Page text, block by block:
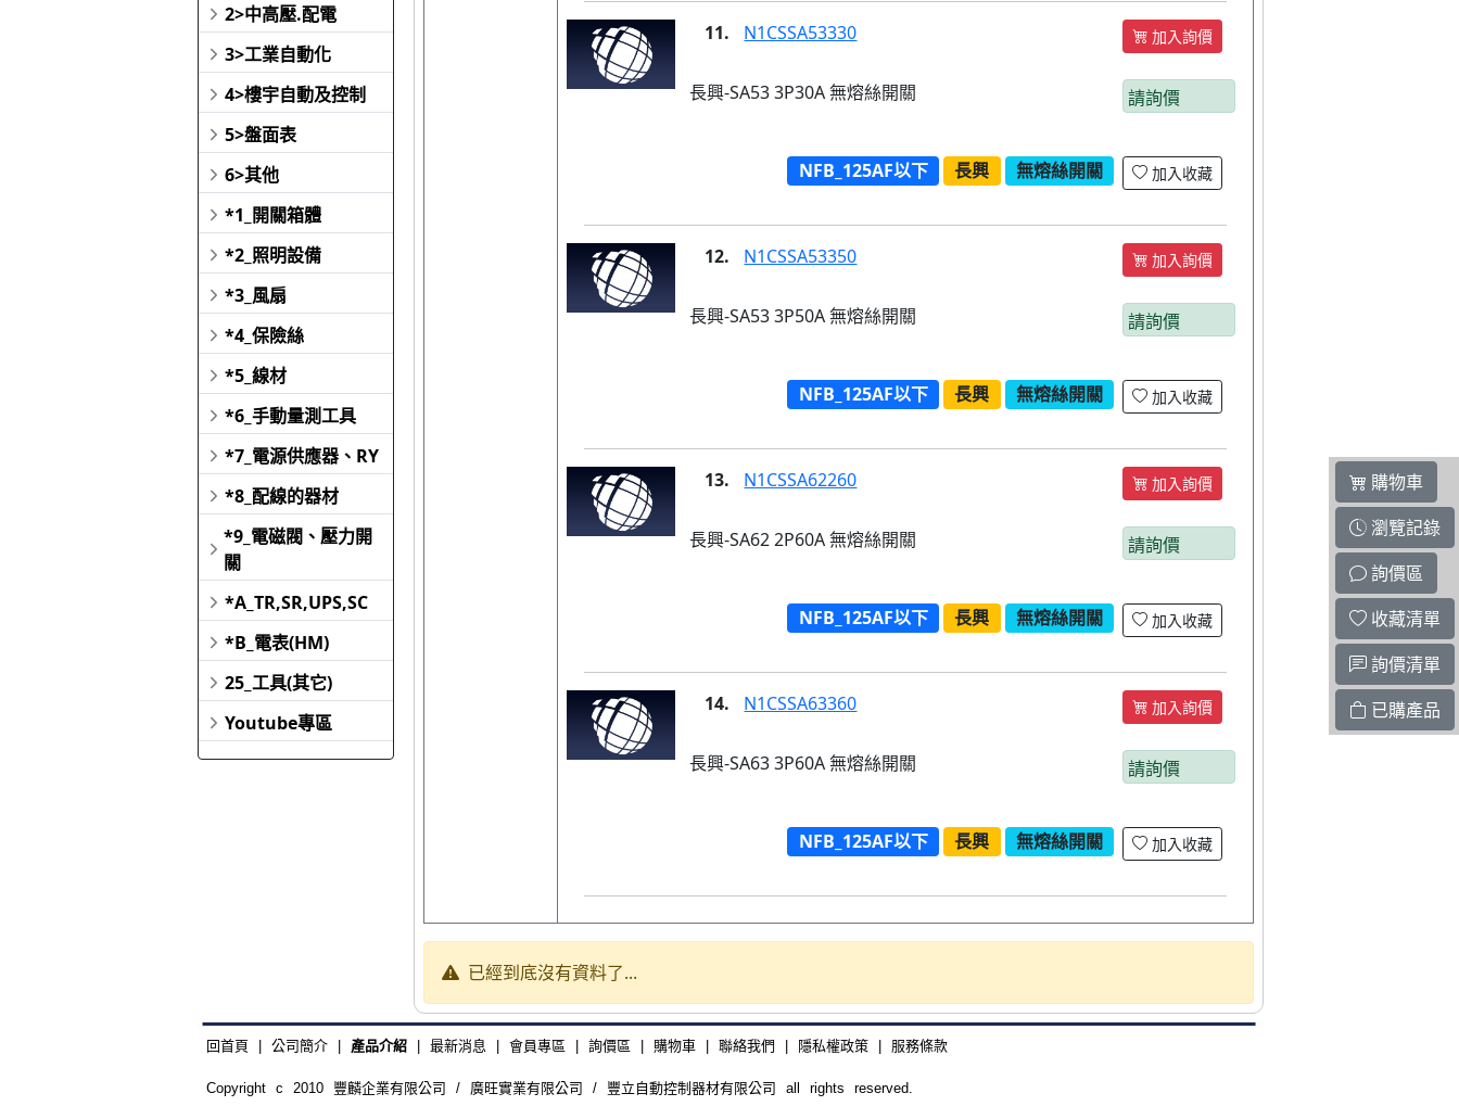
2>中高壓.配電
3>工業自動化
4>樓宇自動及控制
5>盤面表
6>其他
*1_開關箱體
*2_照明設備
*3_風扇
*4_保險絲
*5_線材
*6_手動量測工具
*7_電源供應器、RY
*8_配線的器材
*9_電磁閥、壓力開
關
*A_TR,SR,UPS,SC
*B_電表(HM)
25_工具(其它)
Youtube專區
11. N1CSSA53330 加入詢價
長興-SA53 3P30A 無熔絲開關 請詢價
NFB_125AF以下 長興 無熔絲開關 加入收藏
12. N1CSSA53350 加入詢價
長興-SA53 3P50A 無熔絲開關 請詢價
NFB_125AF以下 長興 無熔絲開關 加入收藏
13. N1CSSA62260 加入詢價
長興-SA62 2P60A 無熔絲開關 請詢價
NFB_125AF以下 長興 無熔絲開關 加入收藏
14. N1CSSA63360 加入詢價
長興-SA63 3P60A 無熔絲開關 請詢價
NFB_125AF以下 長興 無熔絲開關 加入收藏
已經到底沒有資料了...
購物車
瀏覽記錄
詢價區
收藏清單
詢價清單
已購產品
回首頁 公司簡介 產品介紹 最新消息 會員專區 詢價區 購物車 聯絡我們 隱私權政策 服務條款
Copyright c 2010 豐麟企業有限公司 / 廣旺實業有限公司 / 豐立自動控制器材有限公司 all rights reserved.